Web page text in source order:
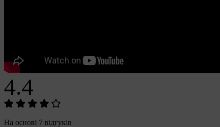
4.4
На основі 7 відгуків